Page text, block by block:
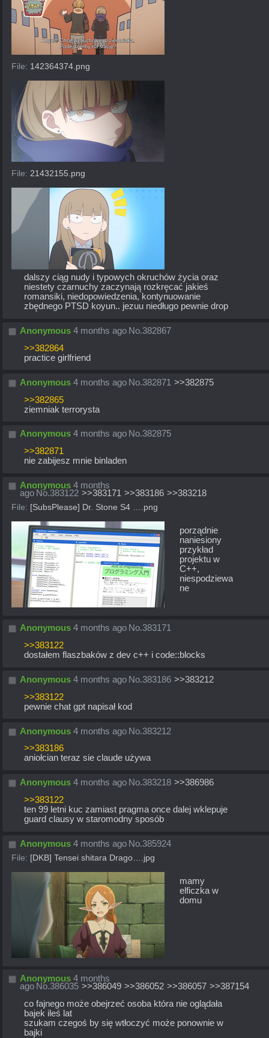
File: 142364374.png
File: 21432155.png
dalszy ciąg nudy i typowych okruchów życia oraz
niestety czarnuchy zaczynają rozkręcać jakieś
romansiki, niedopowiedzenia, kontynuowanie
zbędnego PTSD koyun.. jezuu niedługo pewnie drop
Anonymous 4 months ago No.382867
>>382864
practice girlfriend
Anonymous 4 months ago No.382871 >>382875
>>382865
ziemniak terrorysta
Anonymous 4 months ago No.382875
>>382871
nie zabijesz mnie binladen
Anonymous 4 months
ago No.383122 >>383171 >>383186 >>383218
File: [SubsPlease] Dr. Stone S4 ….png
porządnie
naniesiony
przykład
projektu w
C++,
niespodziewa
ne
Anonymous 4 months ago No.383171
>>383122
dostałem flaszbaków z dev c++ i code::blocks
Anonymous 4 months ago No.383186 >>383212
>>383122
pewnie chat gpt napisał kod
Anonymous 4 months ago No.383212
>>383186
aniołcian teraz sie claude używa
Anonymous 4 months ago No.383218 >>386986
>>383122
ten 99 letni kuc zamiast pragma once dalej wklepuje
guard clausy w staromodny sposób
Anonymous 4 months ago No.385924
File: [DKB] Tensei shitara Drago….jpg
mamy
elficzka w
domu
Anonymous 4 months
ago No.386035 >>386049 >>386052 >>386057 >>387154
co fajnego może obejrzeć osoba która nie oglądała
bajek ileś lat
szukam czegoś by się wtłoczyć może ponownie w
bajki